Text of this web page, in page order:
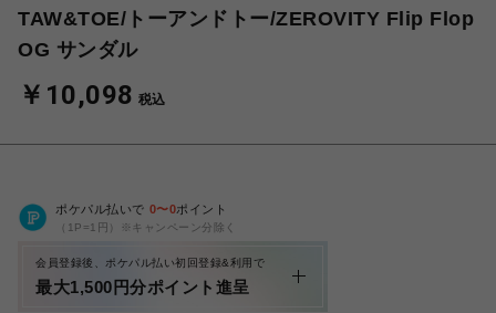
TAW&TOE/トーアンドトー/ZEROVITY Flip Flop
OG サンダル
￥10,098 税込
ポケパル払いで 0〜0ポイント
（1P=1円）※キャンペーン分除く
会員登録後、ポケパル払い初回登録&利用で
最大1,500円分ポイント進呈